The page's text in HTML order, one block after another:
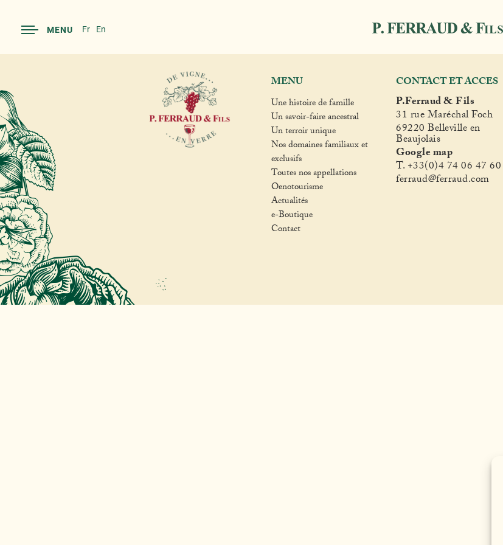
MENU Fr En
MENU
Une histoire de famille
Un savoir-faire ancestral
Un terroir unique
Nos domaines familiaux et
exclusifs
Toutes nos appellations
Oenotourisme
Actualités
e-Boutique
Contact
CONTACT ET ACCES
P.Ferraud & Fils
31 rue Maréchal Foch
69220 Belleville en
Beaujolais
Google map
T. +33(0)4 74 06 47 60
ferraud@ferraud.com